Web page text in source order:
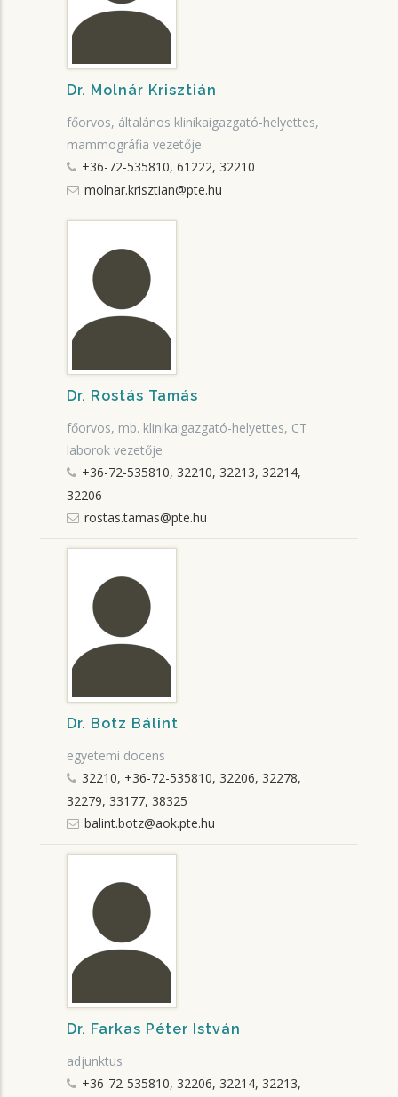
Dr. Molnár Krisztián
főorvos, általános klinikaigazgató-helyettes,
mammográfia vezetője
+36-72-535810, 61222, 32210
molnar.krisztian@pte.hu
Dr. Rostás Tamás
főorvos, mb. klinikaigazgató-helyettes, CT
laborok vezetője
+36-72-535810, 32210, 32213, 32214,
32206
rostas.tamas@pte.hu
Dr. Botz Bálint
egyetemi docens
32210, +36-72-535810, 32206, 32278,
32279, 33177, 38325
balint.botz@aok.pte.hu
Dr. Farkas Péter István
adjunktus
+36-72-535810, 32206, 32214, 32213,